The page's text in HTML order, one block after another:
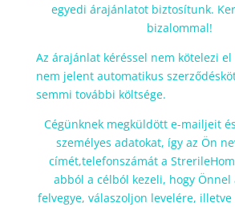
egyedi árajánlatot biztosítunk.
bizalommal!
Az árajánlat kéréssel nem kötelezi
nem jelent automatikus
semmi további költsége.
Cégünknek megküldött e-mailjeit
személyes adatokat, így az Ön
címét,telefonszámát a
abból a célból kezeli, hogy Önnel
felvegye, válaszoljon levelére,